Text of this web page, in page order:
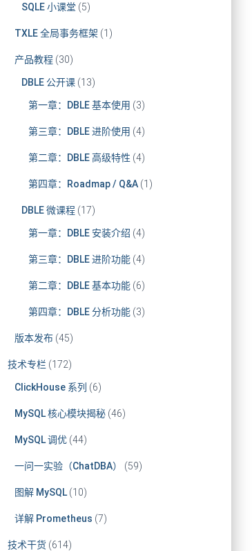
SQLE 小课堂 (5)
TXLE 全局事务框架 (1)
产品教程(30)
DBLE 公开课(13)
第一章：DBLE 基本使用 (3)
第三章：DBLE 进阶使用 (4)
第二章：DBLE 高级特性 (4)
第四章：Roadmap / Q&A(1)
DBLE 微课程(17)
第一章：DBLE 安装介绍 (4)
第三章：DBLE 进阶功能(4)
第二章：DBLE 基本功能(6)
第四章：DBLE 分析功能(3)
版本发布(45)
技术专栏 (172)
ClickHouse 系列 (6)
MySQL 核心模块揭秘(46)
MySQL 调优(44)
一问一实验（ChatDBA） (59)
图解 MySQL(10)
详解 Prometheus (7)
技术干货(614)